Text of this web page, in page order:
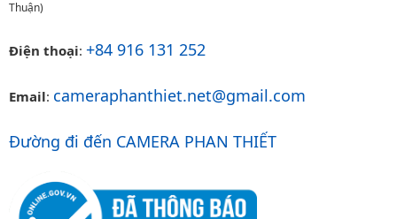
Thuận)
Điện thoại: +84 916 131 252
Email: cameraphanthiet.net@gmail.com
Đường đi đến CAMERA PHAN THIẾT